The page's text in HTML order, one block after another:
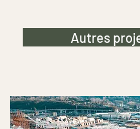
Autres